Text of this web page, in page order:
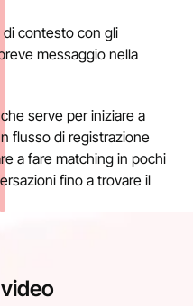
contesto con gli
messaggio nella
serve per iniziare a
flusso di registrazione
a fare matching in pochi
fino a trovare il